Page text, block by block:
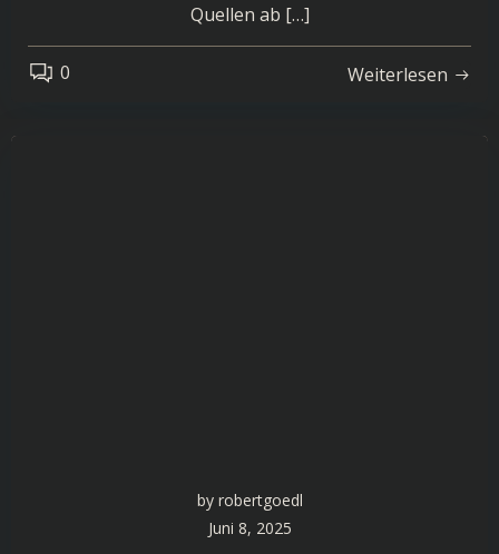
Quellen ab […]
0 Weiterlesen
by robertgoedl
Juni 8, 2025